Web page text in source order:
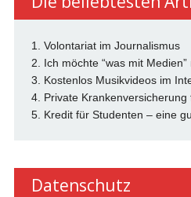
1. Volontariat im Journalismus
2. Ich möchte “was mit Medien”
3. Kostenlos Musikvideos im
4. Private Krankenversicherung
5. Kredit für Studenten – eine
Datenschutz